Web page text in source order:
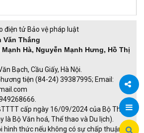
Chia
điện tử Bảo vệ pháp luật
Văn Thắng
Mạnh Hà, Nguyễn Mạnh Hưng, Hồ Thị
Bạch, Cầu Giấy, Hà Nội.
tiện (84-24) 39387995; Email:
cấp ngày 16/09/2024 của Bộ Thông
là Bộ Văn hoá, Thể thao và Du lịch).
hình thức nếu không có sự chấp thuận